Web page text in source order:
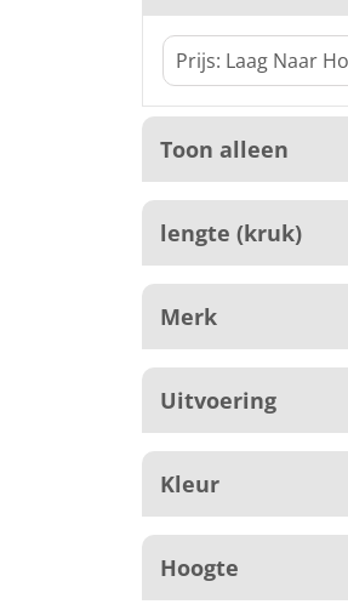
Toon alleen
lengte (kruk)
Merk
Uitvoering
Kleur
Hoogte